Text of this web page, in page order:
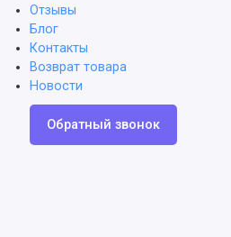
Отзывы
Блог
Контакты
Возврат товара
Новости
Обратный звонок